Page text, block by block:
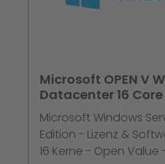
Microsoft OPEN V
Datacenter 16 Core
Jahre im 1. Jahr
Microsoft Windows
Edition - Lizenz &
16 Kerne - Open Value